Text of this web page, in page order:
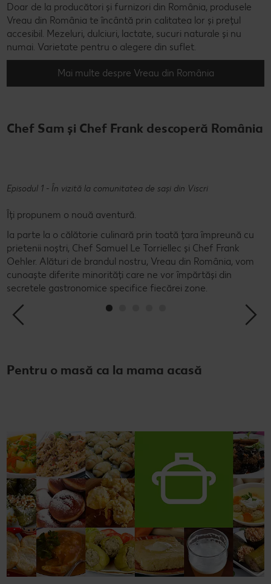
Doar de la producători și furnizori din România, produsele
Vreau din România te încântă prin calitatea lor și prețul
accesibil. Mezeluri, dulciuri, lactate, sucuri naturale și nu
numai. Varietate pentru o alegere din suflet.
Mai multe despre Vreau din România
Chef Sam și Chef Frank descoperă România
1 - În vizită la comunitatea de sași din Viscri
o nouă aventură.
la o călătorie culinară prin toată țara împreună cu
noștri, Chef Samuel Le Torriellec și Chef Frank
de brandul nostru, Vreau din România, vom
diferite minorități care ne vor împărtăși din
gastronomice specifice fiecărei zone.
Ia parte
prietenii
Oehler.
cunoaște
Pentru o masă ca la mama acasă